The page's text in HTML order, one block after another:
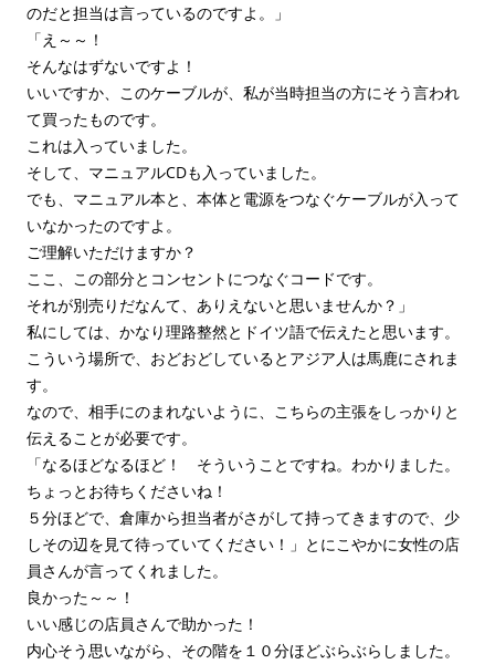
のだと担当は言っているのですよ。」
「え～～！
そんなはずないですよ！
いいですか、このケーブルが、私が当時担当の方にそう言われ
て買ったものです。
これは入っていました。
そして、マニュアルCDも入っていました。
でも、マニュアル本と、本体と電源をつなぐケーブルが入って
いなかったのですよ。
ご理解いただけますか？
ここ、この部分とコンセントにつなぐコードです。
それが別売りだなんて、ありえないと思いませんか？」
私にしては、かなり理路整然とドイツ語で伝えたと思います。
こういう場所で、おどおどしているとアジア人は馬鹿にされま
す。
なので、相手にのまれないように、こちらの主張をしっかりと
伝えることが必要です。
「なるほどなるほど！ そういうことですね。わかりました。
ちょっとお待ちくださいね！
５分ほどで、倉庫から担当者がさがして持ってきますので、少
しその辺を見て待っていてください！」とにこやかに女性の店
員さんが言ってくれました。
良かった～～！
いい感じの店員さんで助かった！
内心そう思いながら、その階を１０分ほどぶらぶらしました。